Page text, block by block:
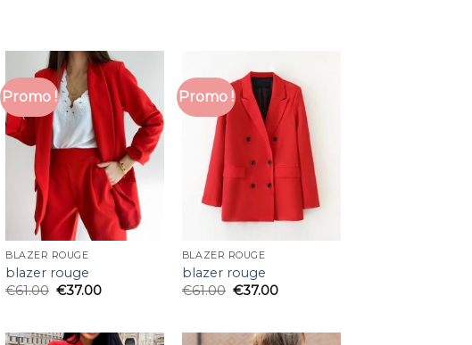
Promo !
BLAZER ROUGE
blazer rouge
€61.00 €37.00
Promo !
BLAZER ROUGE
blazer rouge
€61.00 €37.00